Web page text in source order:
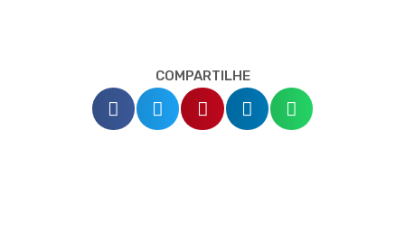
COMPARTILHE